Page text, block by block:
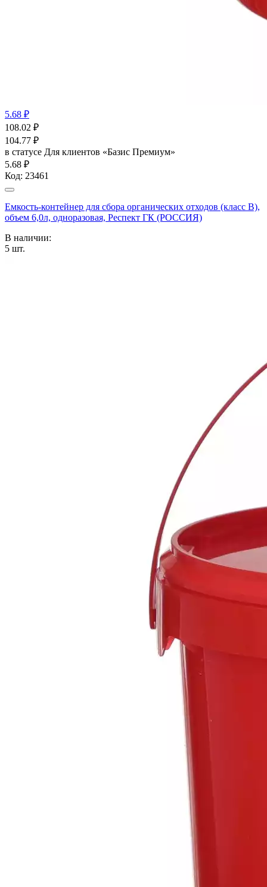
5.68 ₽
108.02 ₽
104.77 ₽
в статусе Для клиентов «Базис Премиум»
5.68 ₽
Код: 23461
Емкость-контейнер для сбора органических отходов (класс В),
объем 6,0л, одноразовая, Респект ГК (РОССИЯ)
В наличии:
5 шт.